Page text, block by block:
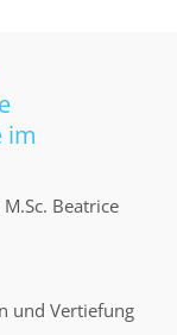
im
Beatrice
und Vertiefung